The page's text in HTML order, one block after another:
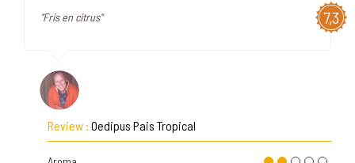
7,3
"Fris en citrus"
Review : Oedipus Pais Tropical